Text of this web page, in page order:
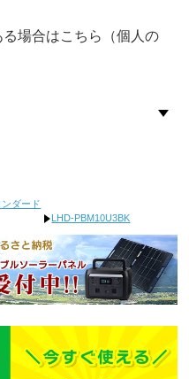
場合はこちら（個人の
ンダード
LHD-PBM10U3BK